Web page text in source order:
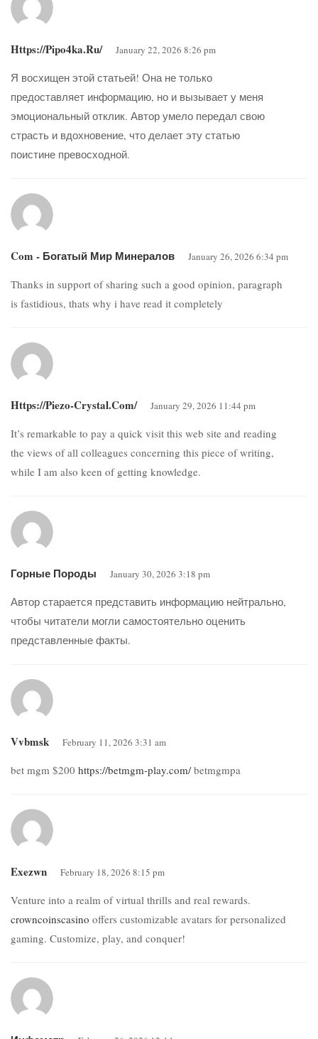
Https://pipo4ka.ru/ January 22, 2026 8:26 pm
Я восхищен этой статьей! Она не только
предоставляет информацию, но и вызывает у меня
эмоциональный отклик. Автор умело передал свою
страсть и вдохновение, что делает эту статью
поистине превосходной.
Com - Богатый Мир Минералов January 26, 2026 6:34 pm
Thanks in support of sharing such a good opinion, paragraph
is fastidious, thats why i have read it completely
Https://piezo-Crystal.com/ January 29, 2026 11:44 pm
It’s remarkable to pay a quick visit this web site and reading
the views of all colleagues concerning this piece of writing,
while I am also keen of getting knowledge.
Горные Породы January 30, 2026 3:18 pm
Автор старается представить информацию нейтрально,
чтобы читатели могли самостоятельно оценить
представленные факты.
Vvbmsk February 11, 2026 3:31 am
bet mgm $200 https://betmgm-play.com/betmgmpa
Exezwn February 18, 2026 8:15 pm
Venture into a realm of virtual thrills and real rewards.
crowncoinscasino offers customizable avatars for personalized
gaming. Customize, play, and conquer!